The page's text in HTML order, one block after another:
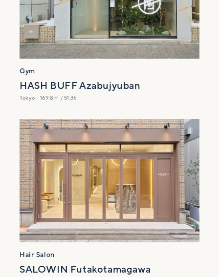
Gym
HASH BUFF Azabujyuban
Tokyo 169.8㎡ / 51.3t
Hair Salon
SALOWIN Futakotamagawa